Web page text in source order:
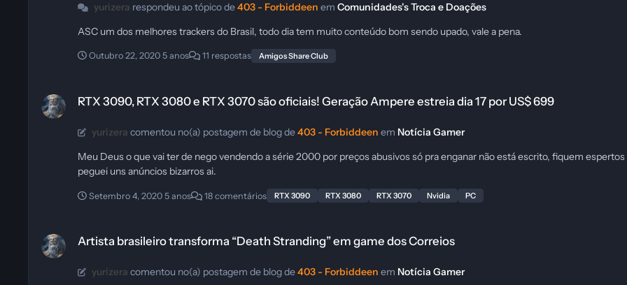
yurizera respondeu ao tópico de403 - Forbiddeen em Comunidades's Troca e Doações
ASC um dos melhores trackers do Brasil, todo dia tem muito conteúdo bom sendo upado, vale a pena.
Outubro 22, 2020 5 anos 11 respostas Amigos Share Club
RTX 3090, RTX 3080 e RTX 3070 são oficiais! Geração Ampere estreia dia 17 por US$ 699
yurizera comentou no(a) postagem de blog de403 - Forbiddeen em Notícia Gamer
Meu Deus o que vai ter de nego vendendo a série 2000 por preços abusivos só pra enganar não está escrito, fiquem espertos
peguei uns anúncios bizarros ai.
Setembro 4, 2020 5 anos 18 comentários RTX 3090 RTX 3080 RTX 3070 Nvidia PC
Artista brasileiro transforma “Death Stranding” em game dos Correios
yurizera comentou no(a) postagem de blog de403 - Forbiddeen em Notícia Gamer